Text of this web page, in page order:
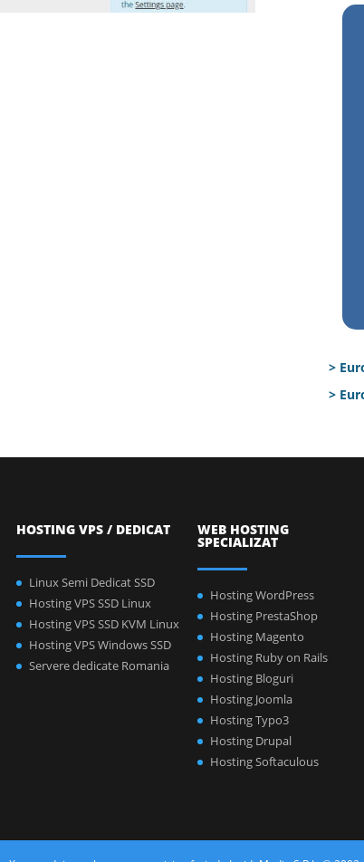
>
>
HOSTING VPS / DEDICAT
Linux Semi Dedicat SSD
Hosting VPS SSD Linux
Hosting VPS SSD KVM Linux
Hosting VPS Windows SSD
Servere dedicate Romania
WEB HOSTING
SPECIALIZAT
Hosting WordPress
Hosting PrestaShop
Hosting Magento
Hosting Ruby on Rails
Hosting Bloguri
Hosting Joomla
Hosting Typo3
Hosting Drupal
Hosting Softaculous